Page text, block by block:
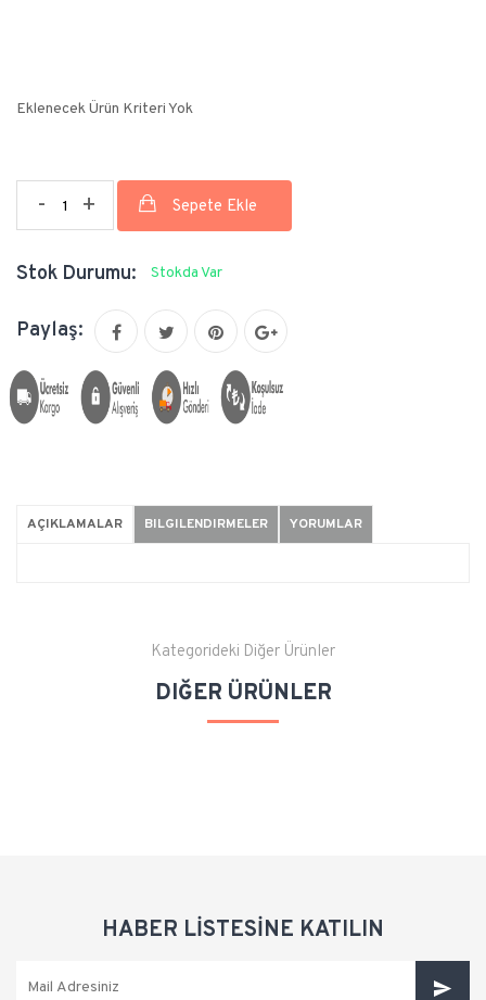
Eklenecek Ürün Kriteri Yok
- +
Stok Durumu: Stokda Var
Paylaş:
AÇIKLAMALAR BILGILENDIRMELER YORUMLAR
Kategorideki Diğer Ürünler
DIĞER ÜRÜNLER
HABER LİSTESİNE KATILIN